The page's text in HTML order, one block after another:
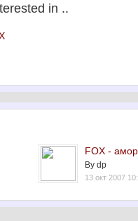
in ..
FOX -
By dp
13 окт 2007